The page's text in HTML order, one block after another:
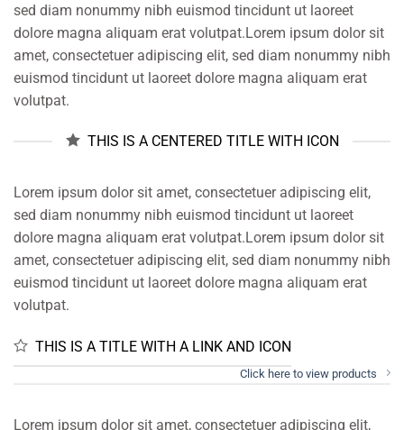
sed diam nonummy nibh euismod tincidunt ut laoreet
dolore magna aliquam erat volutpat.Lorem ipsum dolor sit
amet, consectetuer adipiscing elit, sed diam nonummy nibh
euismod tincidunt ut laoreet dolore magna aliquam erat
volutpat.
THIS IS A CENTERED TITLE WITH ICON
Lorem ipsum dolor sit amet, consectetuer adipiscing elit,
sed diam nonummy nibh euismod tincidunt ut laoreet
dolore magna aliquam erat volutpat.Lorem ipsum dolor sit
amet, consectetuer adipiscing elit, sed diam nonummy nibh
euismod tincidunt ut laoreet dolore magna aliquam erat
volutpat.
THIS IS A TITLE WITH A LINK AND ICON
Click here to view products
Lorem ipsum dolor sit amet, consectetuer adipiscing elit,